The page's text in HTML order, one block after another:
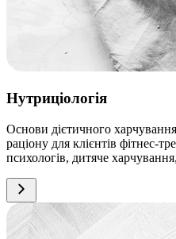
Нутриціологія
Основи дієтичного
раціону для клієнтів фітнес-
психологів, дитяче